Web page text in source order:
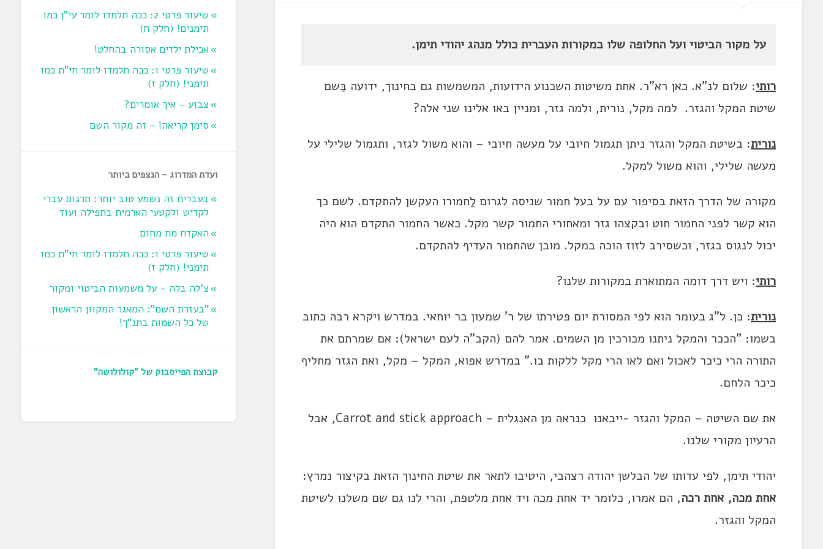
על מקור הביטוי ועל החלופה שלו במקורות העברית כולל מנהג יהודי תימן.
רותי: שלום לנ"א. כאן רא"ר. אחת משיטות השכנוע הידועות, המשמשות גם בחינוך, ידועה בַּשם
שיטת המקל והגזר. למה מקל, נורית, ולמה גזר, ומניין באו אלינו שני אלה?
נורית: בשיטת המקל והגזר ניתן תגמול חיובי על מעשה חיובי – והוא משול לגזר, ותגמול שלילי על
מעשה שלילי, והוא משול למקל.
מקורה של הדרך הזאת בסיפור עם על בעל חמור שניסה לגרום לַחמורו העקשן להתקדם. לשם כך
הוא קשר לפני החמור חוט ובקצהו גזר ומאחורי החמור קשר מקל. כאשר החמור התקדם הוא היה
יכול לנגוס בגזר, וכשסירב לזוז הוכה במקל. מובן שהחמור העדיף להתקדם.
רותי: ויש דרך דומה המתוארת במקורות שלנו?
נורית: כן. ל"ג בעומר הוא לפי המסורת יום פטירתו של ר' שמעון בר יוחאי. במדרש ויקרא רבה כתוב
בשמו: "הככר והמקל ניתנו מכורכין מן השמים. אמר להם (הקב"ה לעם ישראל): אם שמרתם את
התורה הרי כיכר לאכול ואם לאו הרי מקל ללקות בו." במדרש אפוא, המקל – מקל, ואת הגזר מחליף
כיכר הלחם.
את שם השיטה – המקל והגזר -ייבאנו כנראה מן האנגלית – Carrot and stick approach, אבל
הרעיון מקורי שלנו.
יהודי תימן, לפי עדותו של הבלשן יהודה רצהבי, היטיבו לתאר את שיטת החינוך הזאת בקיצור נמרץ:
אחת מכה, אחת רכה, הם אמרו, כלומר יד אחת מכה ויד אחת מלטפת, והרי לנו גם שם משלנו לשיטת
המקל והגזר.
שיעור פרטי 2: ככה תלמדו לומר עי"ן כמו
תימנים! (חלק ח)‏
אכילת ילדים אסורה בהחלט!
שיעור פרטי 1: ככה תלמדו לומר חי"ת כמו
תימני! ‏(חלק ז‏)
צבוע – איך אומרים?
סימן קריאה! – זה מקור השם
ועדת המדרוג – הנצפים ביותר
בעברית זה נשמע טוב יותר: תרגום עברי
לקדיש ולקטעי הארמית בתפילה ועוד
האקדח מת מחום
שיעור פרטי 1: ככה תלמדו לומר חי"ת כמו
תימני! ‏(חלק ז‏)
צ'לה בלה - על משמעות הביטוי ומקור
"בעזרת השם": המאגר המקוון הראשון
של כל השמות בתנ"ך!
קבוצת הפייסבוק של "קולולושה"